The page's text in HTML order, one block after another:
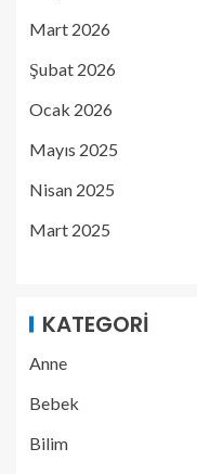
Mart 2026
Şubat 2026
Ocak 2026
Mayıs 2025
Nisan 2025
Mart 2025
KATEGORI
Anne
Bebek
Bilim